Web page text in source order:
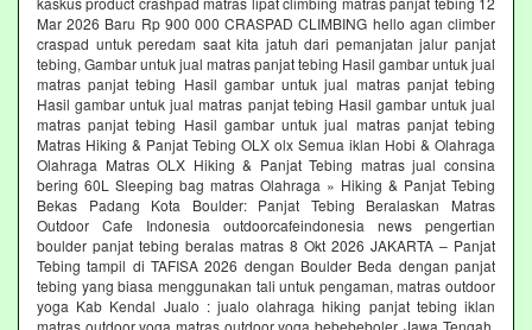
Mar 2026 Baru Rp 900 000 CRASPAD CLIMBING hello agan climber
craspad untuk peredam saat kita jatuh dari pemanjatan jalur panjat
tebing, Gambar untuk jual matras panjat tebing Hasil gambar untuk jual
matras panjat tebing Hasil gambar untuk jual matras panjat tebing
Hasil gambar untuk jual matras panjat tebing Hasil gambar untuk jual
matras panjat tebing Hasil gambar untuk jual matras panjat tebing
Matras Hiking & Panjat Tebing OLX olx Semua iklan Hobi & Olahraga
Olahraga Matras OLX Hiking & Panjat Tebing matras jual consina
bering 60L Sleeping bag matras Olahraga » Hiking & Panjat Tebing
Bekas Padang Kota Boulder: Panjat Tebing Beralaskan Matras
Outdoor Cafe Indonesia outdoorcafeindonesia news pengertian
boulder panjat tebing beralas matras 8 Okt 2026 JAKARTA – Panjat
Tebing tampil di TAFISA 2026 dengan Boulder Beda dengan panjat
tebing yang biasa menggunakan tali untuk pengaman, matras outdoor
yoga Kab Kendal Jualo : jualo olahraga hiking panjat tebing iklan
matras outdoor yoga matras outdoor yoga bebebeboler, Jawa Tengah,